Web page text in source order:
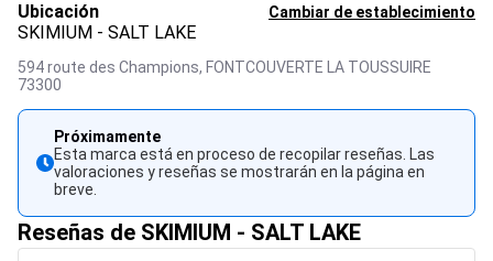
Ubicación Cambiar de establecimiento
SKIMIUM - SALT LAKE
594 route des Champions, FONTCOUVERTE LA TOUSSUIRE
73300
Próximamente
Esta marca está en proceso de recopilar reseñas. Las
valoraciones y reseñas se mostrarán en la página en
breve.
Reseñas de SKIMIUM - SALT LAKE